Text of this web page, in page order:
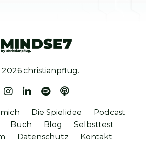
christianpflug.
Die Spielidee
Podcast
Buch Blog
Selbsttest
Datenschutz Kontakt